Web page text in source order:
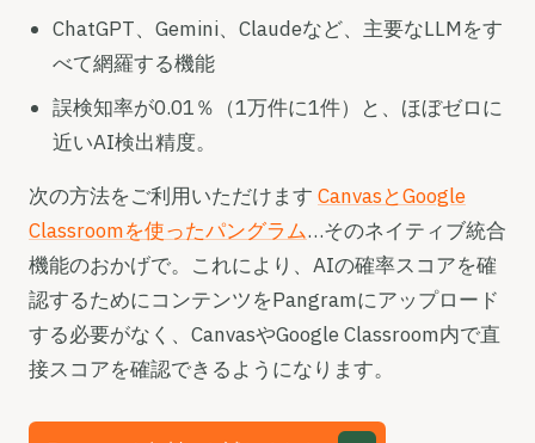
ChatGPT、Gemini、Claudeなど、主要なLLMをす
べて網羅する機能
誤検知率が0.01％（1万件に1件）と、ほぼゼロに
近いAI検出精度。
次の方法をご利用いただけます CanvasとGoogle
Classroomを使ったパングラム…そのネイティブ統合
機能のおかげで。これにより、AIの確率スコアを確
認するためにコンテンツをPangramにアップロード
する必要がなく、CanvasやGoogle Classroom内で直
接スコアを確認できるようになります。